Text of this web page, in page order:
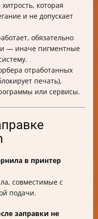
которая
и не допускает
обязательно
— иначе пигментные
отработанных
печать),
или сервисы.
в принтер
совместимые с
подачи.
заправки не